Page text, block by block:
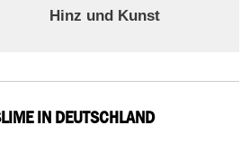
Hinz und Kunst
IN DEUTSCHLAND